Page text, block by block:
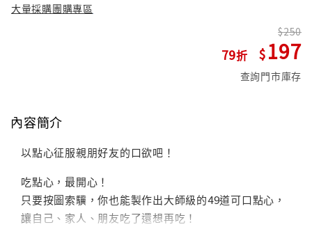
大量採購團購專區
79
250
197
查詢門市庫存
內容簡介
以點心征服親朋好友的口欲吧！
吃點心，最開心！
只要按圖索驥，你也能製作出大師級的49道可口點心，
讓自己、家人、朋友吃了還想再吃！